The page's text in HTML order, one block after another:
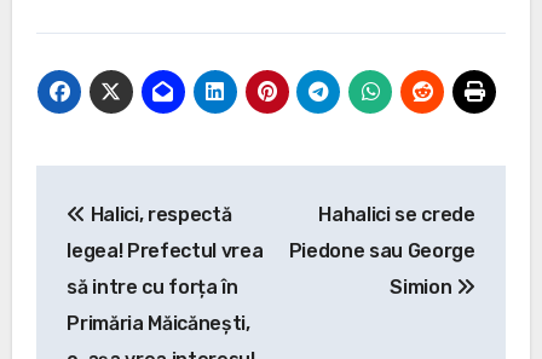
navigation
Halici, respectă
legea! Prefectul vrea
să intre cu forța în
Primăria Măicănești,
Hahalici se crede
Piedone sau George
Simion